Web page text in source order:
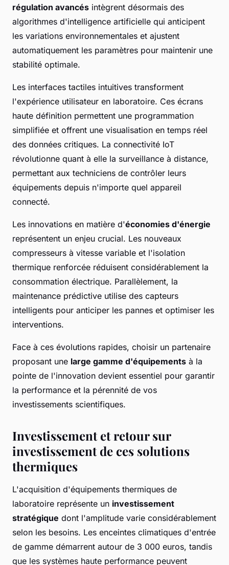
régulation avancés intègrent désormais des
algorithmes d'intelligence artificielle qui anticipent
les variations environnementales et ajustent
automatiquement les paramètres pour maintenir une
stabilité optimale.
Les interfaces tactiles intuitives transforment
l'expérience utilisateur en laboratoire. Ces écrans
haute définition permettent une programmation
simplifiée et offrent une visualisation en temps réel
des données critiques. La connectivité IoT
révolutionne quant à elle la surveillance à distance,
permettant aux techniciens de contrôler leurs
équipements depuis n'importe quel appareil
connecté.
Les innovations en matière d'économies d'énergie
représentent un enjeu crucial. Les nouveaux
compresseurs à vitesse variable et l'isolation
thermique renforcée réduisent considérablement la
consommation électrique. Parallèlement, la
maintenance prédictive utilise des capteurs
intelligents pour anticiper les pannes et optimiser les
interventions.
Face à ces évolutions rapides, choisir un partenaire
proposant une large gamme d'équipements à la
pointe de l'innovation devient essentiel pour garantir
la performance et la pérennité de vos
investissements scientifiques.
Investissement et retour sur
investissement de ces solutions
thermiques
L'acquisition d'équipements thermiques de
laboratoire représente un investissement
stratégique dont l'amplitude varie considérablement
selon les besoins. Les enceintes climatiques d'entrée
de gamme démarrent autour de 3 000 euros, tandis
que les systèmes haute performance peuvent